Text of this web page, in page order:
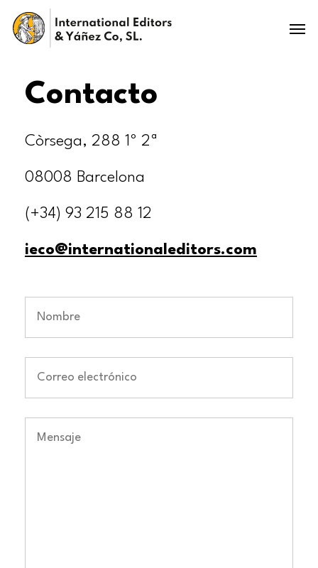
main
Contacto
Còrsega, 288 1º 2ª
08008 Barcelona
(+34) 93 215 88 12
ieco@internationaleditors.com